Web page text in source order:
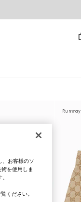
Runway
、お客様のソ
を使用しま
ください。